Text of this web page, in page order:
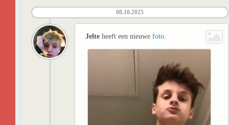
08.10.2025
Jelte heeft een nieuwe foto.